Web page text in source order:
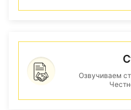
Озвучиваем